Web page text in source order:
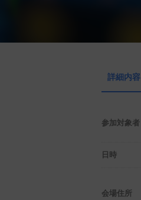
詳細内容
参加対象者
日時
会場住所